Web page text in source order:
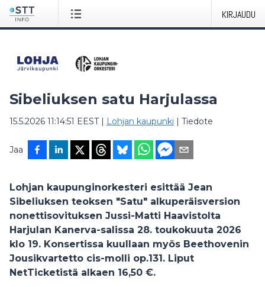
KIRJAUDU
Sibeliuksen satu Harjulassa
15.5.2026 11:14:51 EEST| Lohjan kaupunki | Tiedote
Jaa
Lohjan kaupunginorkesteri esittää Jean
Sibeliuksen teoksen "Satu" alkuperäisversion
nonettisovituksen Jussi-Matti Haavistolta
Harjulan Kanerva-salissa 28. toukokuuta 2026
klo 19. Konsertissa kuullaan myös Beethovenin
Jousikvartetto cis-molli op.131. Liput
NetTicketistä alkaen 16,50 €.